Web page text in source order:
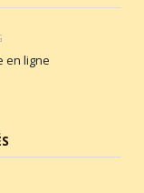
en ligne